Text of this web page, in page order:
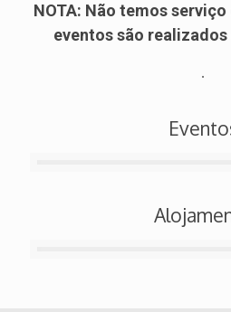
NOTA: Não temos
eventos são
.